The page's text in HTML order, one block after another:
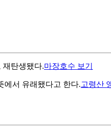
재탄생됐다.마장호수 보기
에서 유래됐다고 한다.고령산